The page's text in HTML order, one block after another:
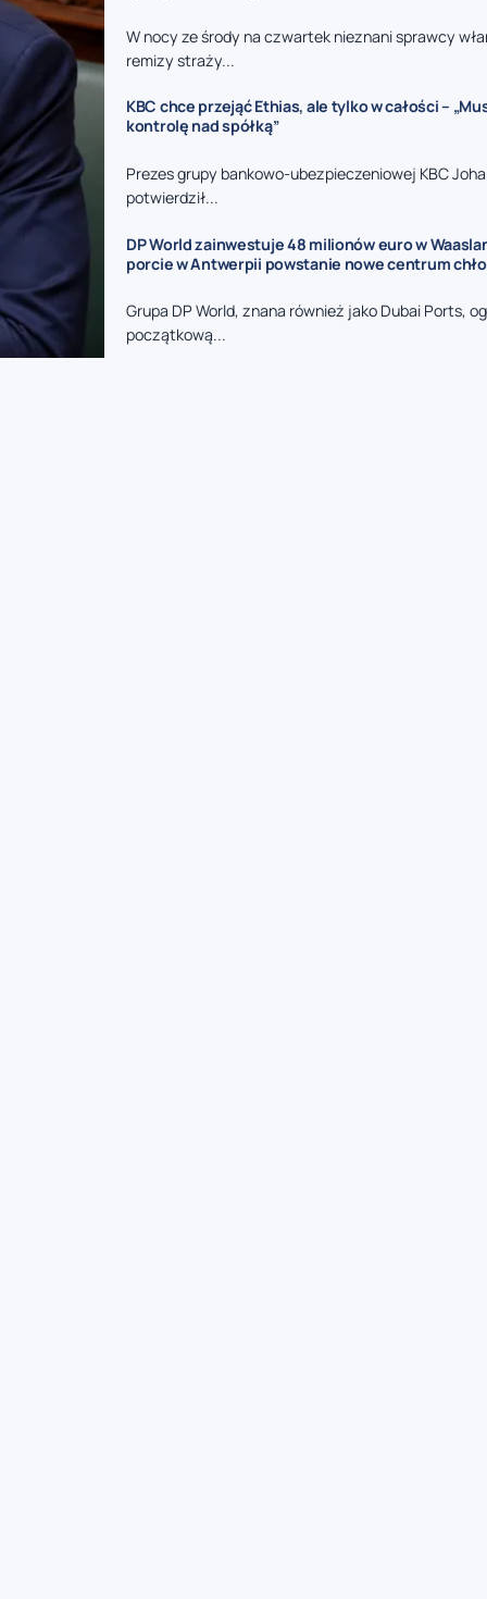
W nocy ze środy na czwartek nieznani sprawcy
remizy straży...
KBC chce przejąć Ethias, ale tylko w całości –
kontrolę nad spółką”
Prezes grupy bankowo-ubezpieczeniowej KBC
potwierdził...
DP World zainwestuje 48 milionów euro w
porcie w Antwerpii powstanie nowe centrum
Grupa DP World, znana również jako Dubai Ports,
początkową...